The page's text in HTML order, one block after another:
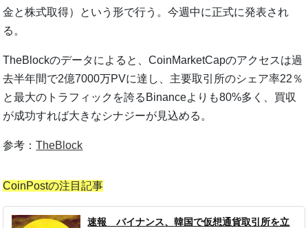
金と株式取得）という形で行う。今週中に正式に発表され
る。
TheBlockのデータによると、CoinMarketCapのアクセスは過
去半年間で2億7000万PVに達し、主要取引所のシェア率22％
と最大のトラフィックを誇るBinanceよりも80%多く、買収
が成功すれば大きなシナジーが見込める。
参考：TheBlock
CoinPostの注目記事
速報 バイナンス、韓国で仮想通貨取引所を立